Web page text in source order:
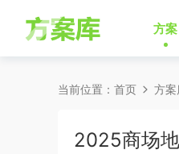
方案
当前位置： 首页 方案
2025商场